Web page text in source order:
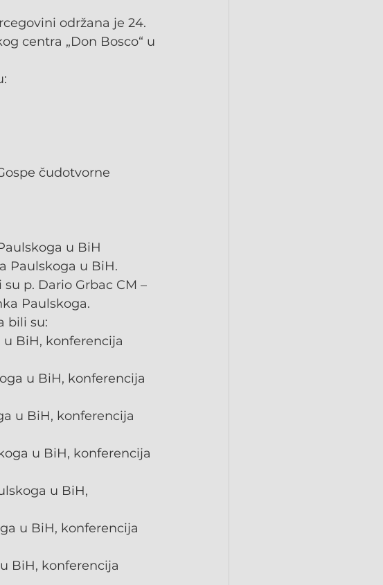
održana je 24.
centra „Don Bosco“ u
čudotvorne
u BiH
Paulskoga u BiH.
p. Dario Grbac CM –
Paulskoga.
bili su:
BiH, konferencija
u BiH, konferencija
u BiH, konferencija
u BiH, konferencija
u BiH,
u BiH, konferencija
BiH, konferencija